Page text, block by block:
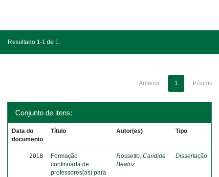
Resultado 1-1 de 1.
Anterior 1 Póximo
Conjunto de itens:
Data do
documento
Título Autor(es) Tipo
2018
Formação
continuada de
professores(as) para
Rossetto, Candida
Beatriz
Dissertação